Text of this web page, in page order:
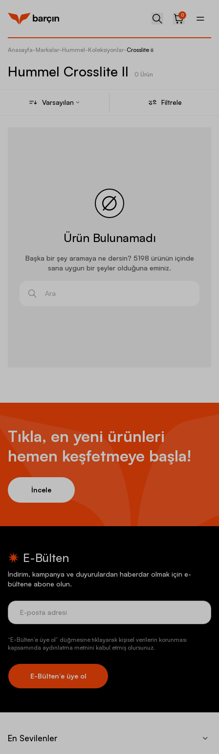
0
Anasayfa-Markalar-Hummel-Koleksiyonlar-Crosslite ii
Hummel Crosslite II 0 Ürün
Varsayılan Filtrele
Ürün Bulunamadı
Başka bir şey aramaya ne dersin? 5198 ürünün içinde
sana uygun bir şeyler olduğuna eminiz.
Ara
Tıkla, en yeni ürünleri
hemen keşfetmeye başla!
İncele
E-Bülten
İndirim, kampanya ve duyurulardan haberdar olmak için e-
bültene abone olun.
“E-Bülten’e üye ol” düğmesine tıklayarak kişisel verilerin korunması
kapsamında aydınlatma metnini kabul etmiş olursunuz.
E-Bülten’e üye ol
En Sevilenler